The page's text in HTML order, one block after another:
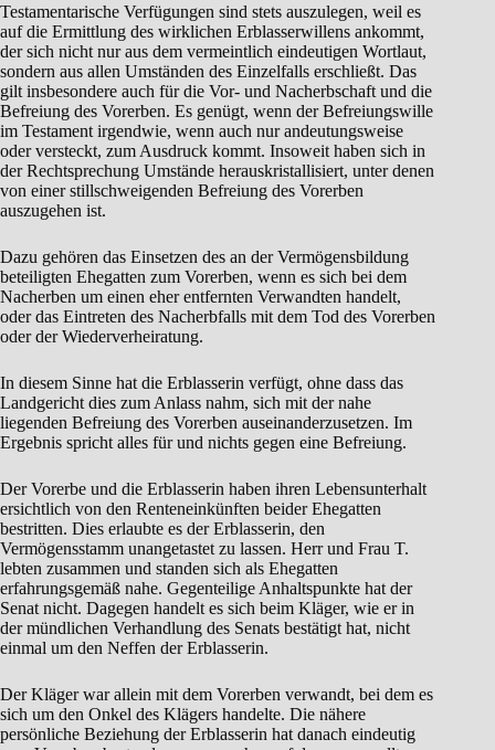
Testamentarische Verfügungen sind stets auszulegen, weil es
auf die Ermittlung des wirklichen Erblasserwillens ankommt,
der sich nicht nur aus dem vermeintlich eindeutigen Wortlaut,
sondern aus allen Umständen des Einzelfalls erschließt. Das
gilt insbesondere auch für die Vor- und Nacherbschaft und die
Befreiung des Vorerben. Es genügt, wenn der Befreiungswille
im Testament irgendwie, wenn auch nur andeutungsweise
oder versteckt, zum Ausdruck kommt. Insoweit haben sich in
der Rechtsprechung Umstände herauskristallisiert, unter denen
von einer stillschweigenden Befreiung des Vorerben
auszugehen ist.
Dazu gehören das Einsetzen des an der Vermögensbildung
beteiligten Ehegatten zum Vorerben, wenn es sich bei dem
Nacherben um einen eher entfernten Verwandten handelt,
oder das Eintreten des Nacherbfalls mit dem Tod des Vorerben
oder der Wiederverheiratung.
In diesem Sinne hat die Erblasserin verfügt, ohne dass das
Landgericht dies zum Anlass nahm, sich mit der nahe
liegenden Befreiung des Vorerben auseinanderzusetzen. Im
Ergebnis spricht alles für und nichts gegen eine Befreiung.
Der Vorerbe und die Erblasserin haben ihren Lebensunterhalt
ersichtlich von den Renteneinkünften beider Ehegatten
bestritten. Dies erlaubte es der Erblasserin, den
Vermögensstamm unangetastet zu lassen. Herr und Frau T.
lebten zusammen und standen sich als Ehegatten
erfahrungsgemäß nahe. Gegenteilige Anhaltspunkte hat der
Senat nicht. Dagegen handelt es sich beim Kläger, wie er in
der mündlichen Verhandlung des Senats bestätigt hat, nicht
einmal um den Neffen der Erblasserin.
Der Kläger war allein mit dem Vorerben verwandt, bei dem es
sich um den Onkel des Klägers handelte. Die nähere
persönliche Beziehung der Erblasserin hat danach eindeutig